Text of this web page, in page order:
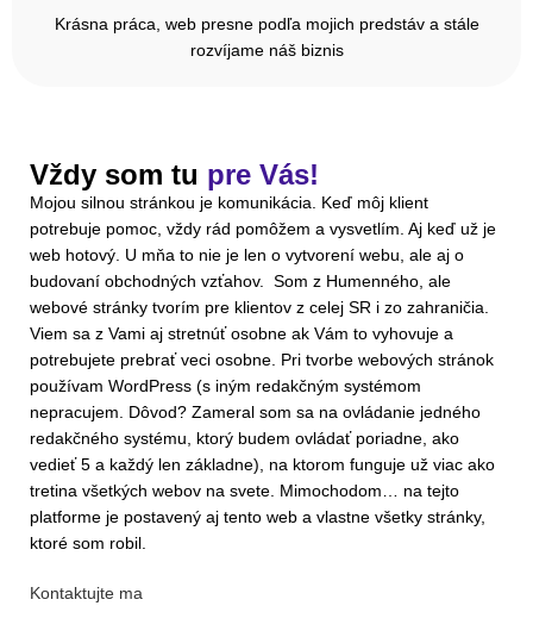
Krásna práca, web presne podľa mojich predstáv a stále
rozvíjame náš biznis
Vždy som tu pre Vás!
Mojou silnou stránkou je komunikácia. Keď môj klient
potrebuje pomoc, vždy rád pomôžem a vysvetlím. Aj keď už je
web hotový. U mňa to nie je len o vytvorení webu, ale aj o
budovaní obchodných vzťahov. Som z Humenného, ale
webové stránky tvorím pre klientov z celej SR i zo zahraničia.
Viem sa z Vami aj stretnúť osobne ak Vám to vyhovuje a
potrebujete prebrať veci osobne. Pri tvorbe webových stránok
používam WordPress (s iným redakčným systémom
nepracujem. Dôvod? Zameral som sa na ovládanie jedného
redakčného systému, ktorý budem ovládať poriadne, ako
vedieť 5 a každý len základne), na ktorom funguje už viac ako
tretina všetkých webov na svete. Mimochodom… na tejto
platforme je postavený aj tento web a vlastne všetky stránky,
ktoré som robil.
Kontaktujte ma